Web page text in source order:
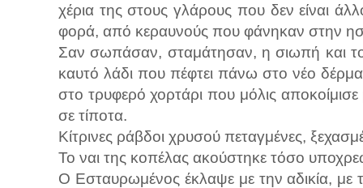
χέρια της στους γλάρους που δεν είναι
φορά, από κεραυνούς που φάνηκαν στην
Σαν σωπάσαν, σταμάτησαν, η σιωπή και
καυτό λάδι που πέφτει πάνω στο νέο
στο τρυφερό χορτάρι που μόλις
σε τίποτα.
Κίτρινες ράβδοι χρυσού πεταγμένες,
Το ναι της κοπέλας ακούστηκε τόσο
Ο Εσταυρωμένος έκλαψε με την αδικία,